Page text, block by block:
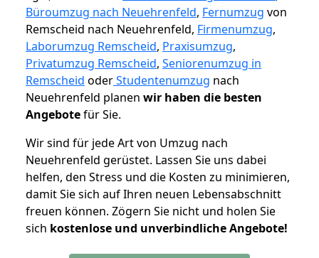
Büroumzug nach Neuehrenfeld, Fernumzug von
Remscheid nach Neuehrenfeld, Firmenumzug,
Laborumzug Remscheid, Praxisumzug,
Privatumzug Remscheid, Seniorenumzug in
Remscheid oderStudentenumzug nach
Neuehrenfeld planen wir haben die besten
Angebotefür Sie.
Wir sind für jede Art von Umzug nach
Neuehrenfeld gerüstet. Lassen Sie uns dabei
helfen, den Stress und die Kosten zu minimieren,
damit Sie sich auf Ihren neuen Lebensabschnitt
freuen können. Zögern Sie nicht und holen Sie
sich kostenlose und unverbindliche Angebote!